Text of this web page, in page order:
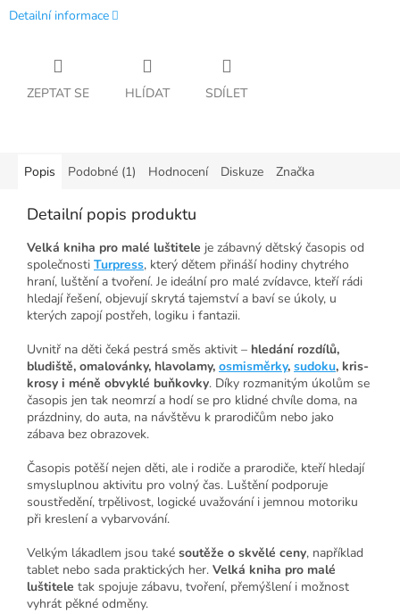
Detailní informace
ZEPTAT SE HLÍDAT SDÍLET
Popis Podobné (1) Hodnocení Diskuze Značka
Detailní popis produktu
Velká kniha pro malé luštitele je zábavný dětský časopis od
společnosti Turpress, který dětem přináší hodiny chytrého
hraní, luštění a tvoření. Je ideální pro malé zvídavce, kteří rádi
hledají řešení, objevují skrytá tajemství a baví se úkoly, u
kterých zapojí postřeh, logiku i fantazii.
Uvnitř na děti čeká pestrá směs aktivit – hledání rozdílů,
bludiště, omalovánky, hlavolamy, osmisměrky, sudoku, kris-
krosy i méně obvyklé buňkovky. Díky rozmanitým úkolům se
časopis jen tak neomrzí a hodí se pro klidné chvíle doma, na
prázdniny, do auta, na návštěvu k prarodičům nebo jako
zábava bez obrazovek.
Časopis potěší nejen děti, ale i rodiče a prarodiče, kteří hledají
smysluplnou aktivitu pro volný čas. Luštění podporuje
soustředění, trpělivost, logické uvažování i jemnou motoriku
při kreslení a vybarvování.
Velkým lákadlem jsou také soutěže o skvělé ceny, například
tablet nebo sada praktických her. Velká kniha pro malé
luštitele tak spojuje zábavu, tvoření, přemýšlení i možnost
vyhrát pěkné odměny.